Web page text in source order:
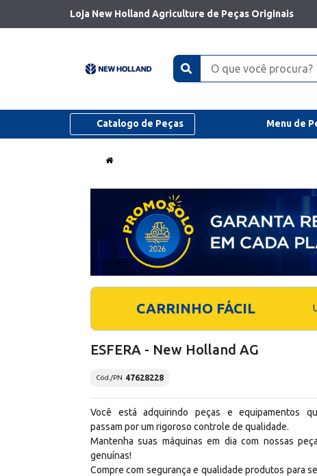
Loja New Holland Agriculture de Peças Originais
Catalogo de Peças Menu de
CARRINHO FÁCIL
ESFERA - New Holland AG
Cód./PN 47628228
Você está adquirindo peças e equipamentos
passam por um rigoroso controle de qualidade.
Mantenha suas máquinas em dia com nossas
genuínas!
Compre com segurança e qualidade produtos para